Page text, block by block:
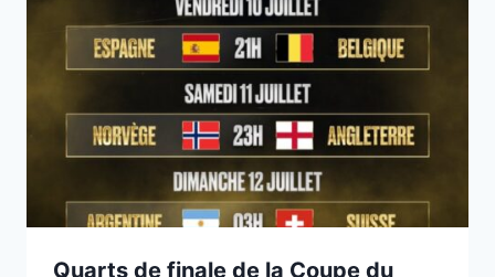
Quarts de finale de la Coupe du